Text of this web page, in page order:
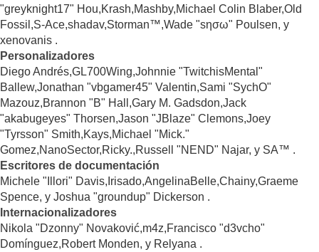
"greyknight17" Hou,Krash,Mashby,Michael Colin Blaber,Old
Fossil,S-Ace,shadav,Storman™,Wade "sησω" Poulsen, y
xenovanis .
Personalizadores
Diego Andrés,GL700Wing,Johnnie "TwitchisMental"
Ballew,Jonathan "vbgamer45" Valentin,Sami "SychO"
Mazouz,Brannon "B" Hall,Gary M. Gadsdon,Jack
"akabugeyes" Thorsen,Jason "JBlaze" Clemons,Joey
"Tyrsson" Smith,Kays,Michael "Mick."
Gomez,NanoSector,Ricky.,Russell "NEND" Najar, y SA™ .
Escritores de documentación
Michele "Illori" Davis,Irisado,AngelinaBelle,Chainy,Graeme
Spence, y Joshua "groundup" Dickerson .
Internacionalizadores
Nikola "Dzonny" Novaković,m4z,Francisco "d3vcho"
Domínguez,Robert Monden, y Relyana .